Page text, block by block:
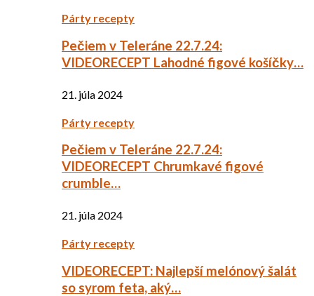
Párty recepty
Pečiem v Teleráne 22.7.24:
VIDEORECEPT Lahodné figové košíčky…
21. júla 2024
Párty recepty
Pečiem v Teleráne 22.7.24:
VIDEORECEPT Chrumkavé figové
crumble…
21. júla 2024
Párty recepty
VIDEORECEPT: Najlepší melónový šalát
so syrom feta, aký…